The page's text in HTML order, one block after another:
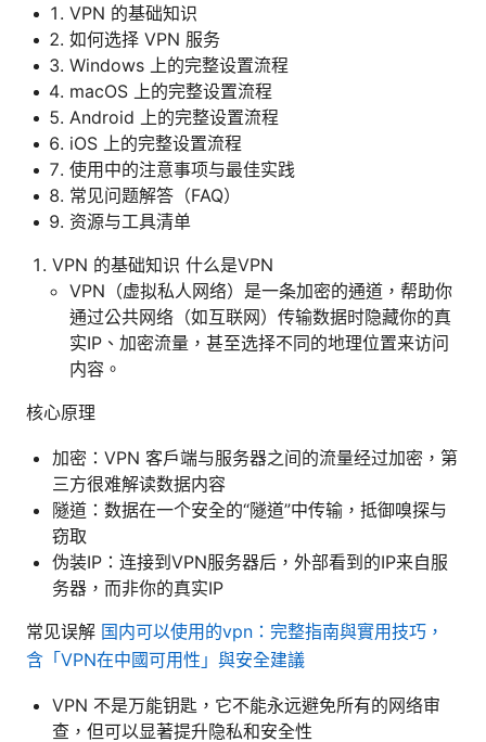
VPN 的基础知识
如何选择 VPN 服务
Windows 上的完整设置流程
macOS 上的完整设置流程
Android 上的完整设置流程
iOS 上的完整设置流程
使用中的注意事项与最佳实践
常见问题解答（FAQ）
资源与工具清单
VPN 的基础知识 什么是VPN
VPN（虚拟私人网络）是一条加密的通道，帮助你
通过公共网络（如互联网）传输数据时隐藏你的真
实IP、加密流量，甚至选择不同的地理位置来访问
内容。
核心原理
加密：VPN 客户端与服务器之间的流量经过加密，第
三方很难解读数据内容
隧道：数据在一个安全的“隧道”中传输，抵御嗅探与
窃取
伪装IP：连接到VPN服务器后，外部看到的IP来自服
务器，而非你的真实IP
常见误解 国内可以使用的vpn：完整指南與實用技巧，
含「VPN在中國可用性」與安全建議
VPN 不是万能钥匙，它不能永远避免所有的网络审
查，但可以显著提升隐私和安全性